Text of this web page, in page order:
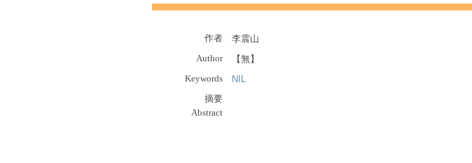
作者
李震山
Author
【無】
Keywords
NIL
摘要
Abstract